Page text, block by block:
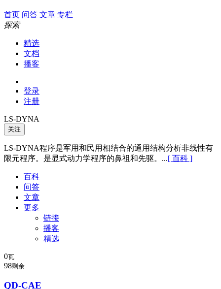
首页 问答 文章 专栏
探索
精选
文档
播客
登录
注册
LS-DYNA
关注
LS-DYNA程序是军用和民用相结合的通用结构分析非线性有
限元程序。是显式动力学程序的鼻祖和先驱。...[ 百科 ]
百科
问答
文章
更多
链接
播客
精选
0瓦
98剩余
QD-CAE